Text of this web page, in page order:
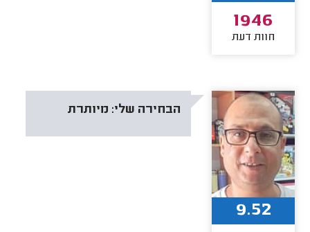
1946
חוות דעת
הבחירה שלי: מיותרת
9.52